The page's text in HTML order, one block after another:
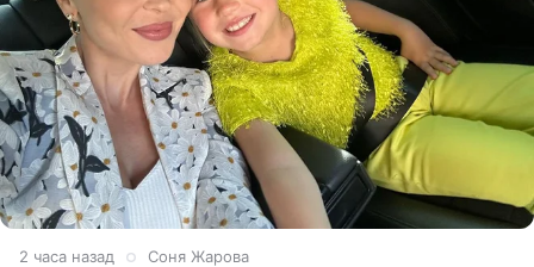
2 часа назад Соня Жарова